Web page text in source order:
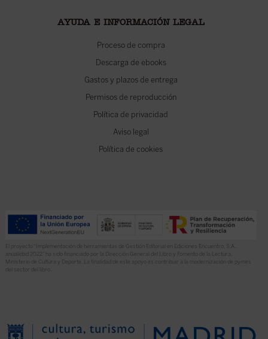
AYUDA E INFORMACIÓN LEGAL
Proceso de compra
Descarga de ebooks
Gastos y plazos de entrega
Permisos de reproducción
Política de privacidad
Aviso legal
Política de cookies
El proyecto “Implementación de herramientas de Gestión Editorial en Ediciones Encuentro, S.A.
anualidad 2022” ha sido financiado por la Dirección General del Libro y Fomento de la Lectura,
Ministerio de Cultura y Deporte. La finalidad de este apoyo es contribuir a la modernización de pymes
del sector del libro.